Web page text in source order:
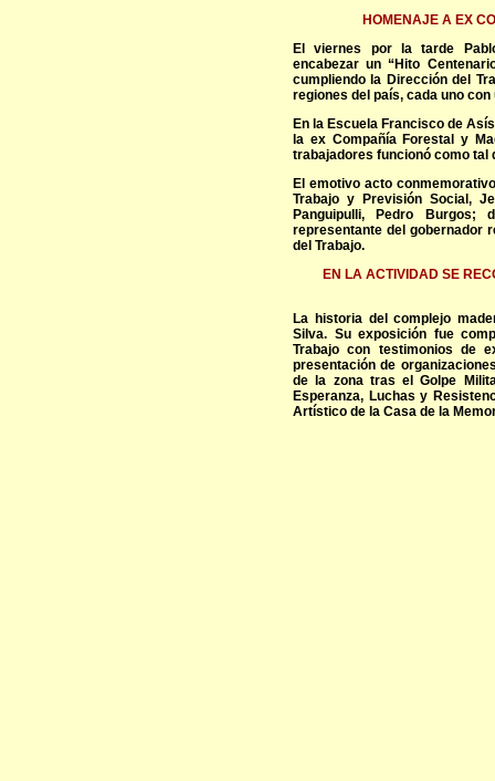
HOMENAJE A EX
El viernes por la tarde
encabezar un “Hito
cumpliendo la Dirección del
regiones del país, cada uno
En la Escuela Francisco de
la ex Compañía Forestal y
trabajadores funcionó como tal
El emotivo acto
Trabajo y Previsión Social,
Panguipulli, Pedro Burgos;
representante del gobernador
del Trabajo.
EN LA ACTIVIDAD SE
La historia del complejo
Silva. Su exposición fue
Trabajo con testimonios de
presentación de
de la zona tras el Golpe
Esperanza, Luchas y
Artístico de la Casa de la